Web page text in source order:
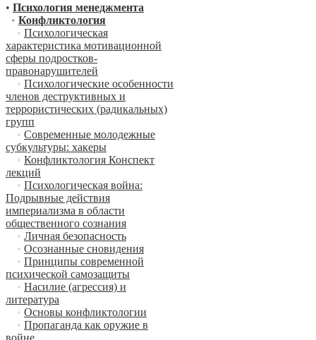
• Психология менеджмента
• Конфликтология
• Психологическая
характеристика мотивационной
сферы подростков-
правонарушителей
• Психологические особенности
членов деструктивных и
террористических (радикальных)
групп
• Современные молодежные
субкультуры: хакеры
• Конфликтология Конспект
лекций
• Психологическая война:
Подрывные действия
империализма в области
общественного сознания
• Личная безопасность
• Осознанные сновидения
• Принципы современной
психической самозащиты
• Насилие (агрессия) и
литература
• Основы конфликтологии
• Пропаганда как оружие в
войне